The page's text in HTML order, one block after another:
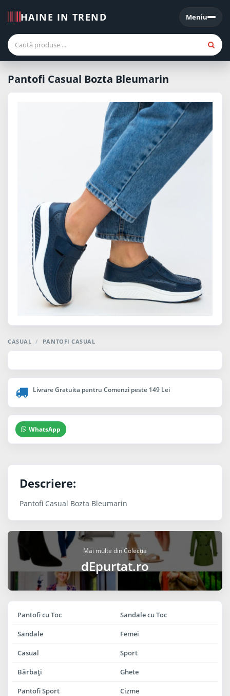
HAINE IN TREND Meniu
Meniu
Pantofi Casual Bozta Bleumarin
CASUAL / PANTOFI CASUAL
Livrare Gratuita pentru Comenzi peste 149 Lei
WhatsApp
Descriere:
Pantofi Casual Bozta Bleumarin
Mai multe din Colecția
dEpurtat.ro
Pantofi cu Toc Sandale cu Toc
Sandale Femei
Casual Sport
Bărbaţi Ghete
Pantofi Sport Cizme